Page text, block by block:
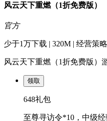
风云天下重燃（1折免费版）
官方
少于1万下载 | 320M | 经营策略
风云天下重燃（1折免费版）
领取
648礼包
至尊寻访令*10，中级